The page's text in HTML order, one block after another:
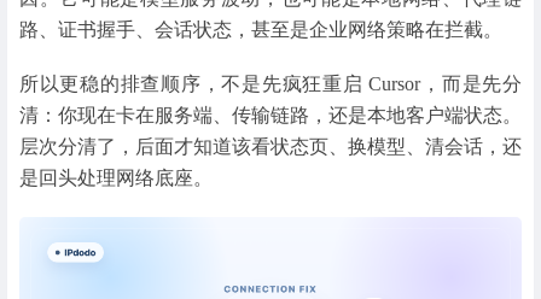
路、证书握手、会话状态，甚至是企业网络策略在拦截。
所以更稳的排查顺序，不是先疯狂重启 Cursor，而是先分
清：你现在卡在服务端、传输链路，还是本地客户端状态。
层次分清了，后面才知道该看状态页、换模型、清会话，还
是回头处理网络底座。